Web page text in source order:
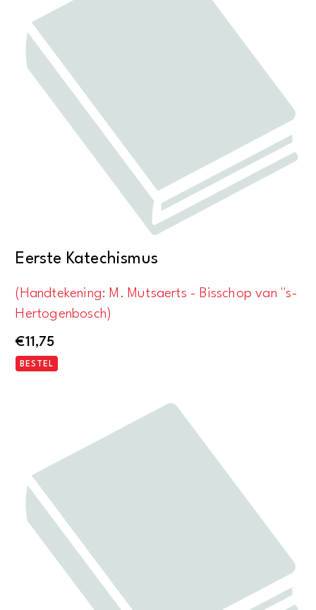
Eerste Katechismus
(Handtekening: M. Mutsaerts - Bisschop van ''s-
Hertogenbosch)
€11,75
BESTEL